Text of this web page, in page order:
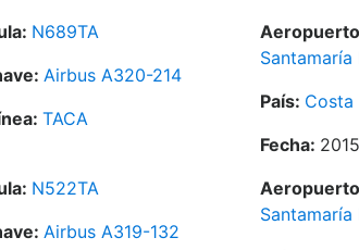
N689TA
Airbus A320-214
TACA
País: Costa
Fecha:
N522TA
Airbus A319-132